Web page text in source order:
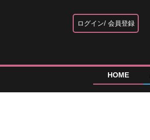
ログイン 会員登録
HOME